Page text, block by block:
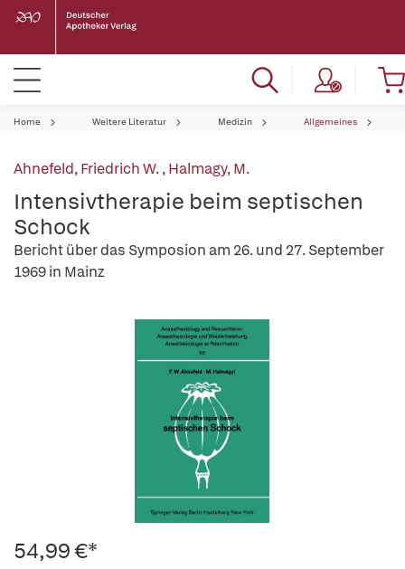
Home Weitere Literatur Medizin Allgemeines
Ahnefeld, Friedrich W.,Halmagy, M.
Intensivtherapie beim septischen
Schock
Bericht über das Symposion am 26. und 27. September
1969 in Mainz
54,99 €*